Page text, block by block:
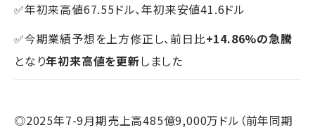
✅年初来高値67.55ドル、年初来安値41.6ドル
✅今期業績予想を上方修正し、前日比+14.86%の急騰
となり年初来高値を更新しました
◎2025年7-9月期売上高485億9,000万ドル（前年同期